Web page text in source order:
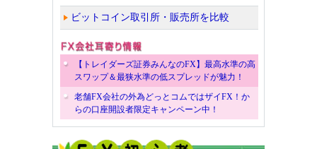
ビットコイン取引所・販売所を比較
【トレイダーズ証券みんなのFX】最高水準の高
スワップ＆最狭水準の低スプレッドが魅力！
老舗FX会社の外為どっとコムではザイFX！か
らの口座開設者限定キャンペーン中！